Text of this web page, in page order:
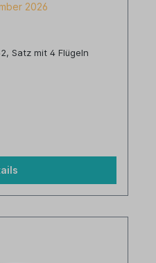
2026
Satz mit 4 Flügeln